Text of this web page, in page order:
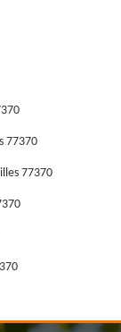
77370
77370